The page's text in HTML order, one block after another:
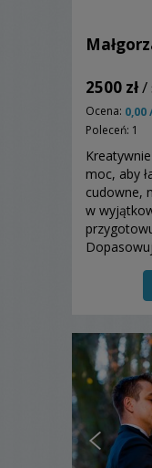
2500 zł/
Ocena: 0,00
Poleceń: 1
moc, aby
cudowne,
w